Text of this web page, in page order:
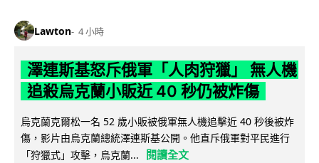
Lawton 4 小時
澤連斯基怒斥俄軍「人肉狩獵」 無人機
追殺烏克蘭小販近 40 秒仍被炸傷
烏克蘭克爾松一名 52 歲小販被俄軍無人機追擊近 40 秒後被炸
傷，影片由烏克蘭總統澤連斯基公開。他直斥俄軍對平民進行
「狩獵式」攻擊，烏克蘭...
閱讀全文